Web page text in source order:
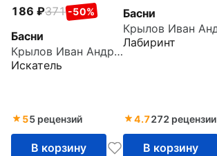
186 371 -50%
Басни
Крылов Иван Андреевич
Искатель
55 рецензий
В корзину
Басни
Лабиринт
4.7272 рецензии
В корзину